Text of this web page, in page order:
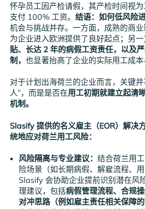
怀孕员工因产检请假，其产检时间视
支付 100% 工资。 结语：如何低风险
机会与挑战并存。一方面，成熟的商
为企业进入欧洲提供了良好起点；另一
贴、长达 2 年的病假工资责任，以及
制， 也显著抬高了企业的实际用工成本
对于计划出海荷兰的企业而言，关键并
人”，而是是否在用工初期就建立起清
机制。
Slasify 提供的名义雇主（EOR）解决
统地应对荷兰用工风险：
风险隔离与专业建议： 结合荷兰用
险场景（如长期病假、解雇流程、用
Slasify 会协助企业提前识别潜在风
理建议，包括病假管理流程、合规
对冲思路（例如雇主责任相关保障的